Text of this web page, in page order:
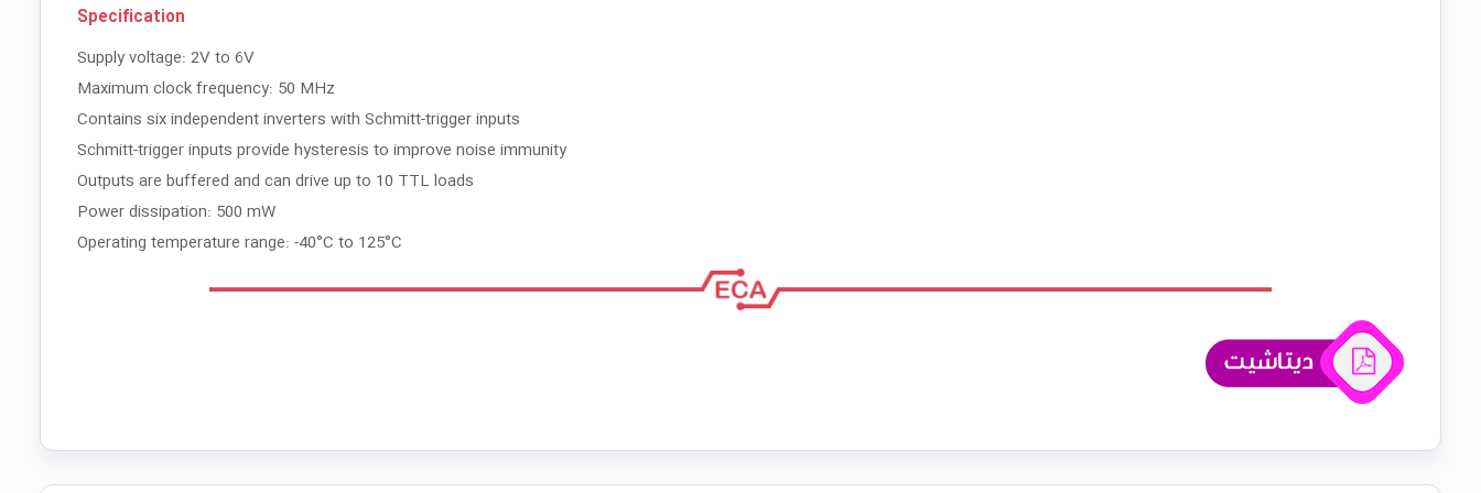
Specification
Supply voltage: 2V to 6V
Maximum clock frequency: 50 MHz
Contains six independent inverters with Schmitt-trigger inputs
Schmitt-trigger inputs provide hysteresis to improve noise immunity
Outputs are buffered and can drive up to 10 TTL loads
Power dissipation: 500 mW
Operating temperature range: -40°C to 125°C